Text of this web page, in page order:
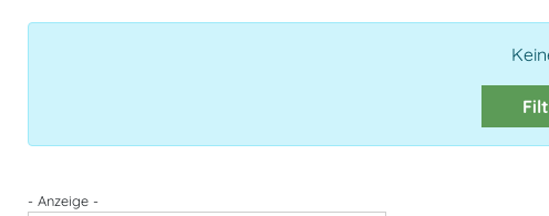
- Anzeige -